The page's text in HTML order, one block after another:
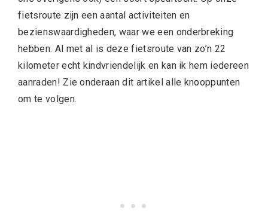
fietsroute zijn een aantal activiteiten en
bezienswaardigheden, waar we een onderbreking
hebben. Al met al is deze fietsroute van zo’n 22
kilometer echt kindvriendelijk en kan ik hem iedereen
aanraden! Zie onderaan dit artikel alle knooppunten
om te volgen.